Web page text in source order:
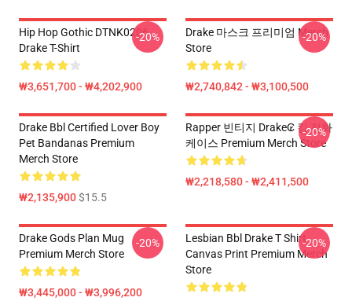
Hip Hop Gothic DTNK0206
Drake T-Shirt
₩3,651,700 - ₩4,202,900
-20%
Drake 마스크 프리미엄 Merch
Store
₩2,740,842 - ₩3,100,500
-20%
Drake Bbl Certified Lover Boy
Pet Bandanas Premium
Merch Store
₩2,135,900$15.5
Rapper 빈티지 Drake₢ 킹 전화
케이스 Premium Merch Store
₩2,218,580 - ₩2,411,500
-20%
Drake Gods Plan Mug
Premium Merch Store
₩3,445,000 - ₩3,996,200
-20%
Lesbian Bbl Drake T Shirt
Canvas Print Premium Merch
Store
-20%